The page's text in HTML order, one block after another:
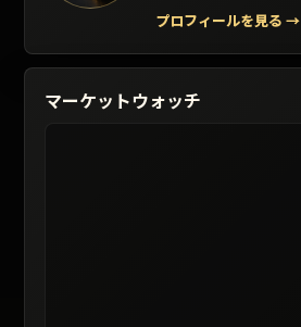
プロフィールを見る →
マーケットウォッチ